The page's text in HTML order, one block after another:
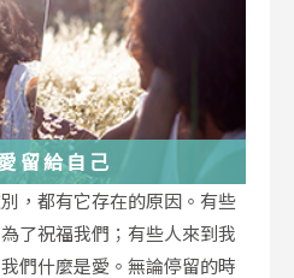
留給自己
，都有它存在的原因。有些
了祝福我們；有些人來到我
們什麼是愛。無論停留的時